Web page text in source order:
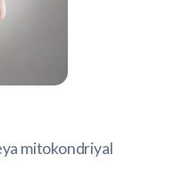
mitokondriyal